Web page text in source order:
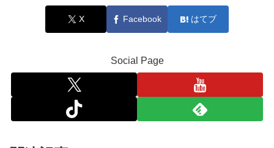
X Facebook はてブ
Social Page